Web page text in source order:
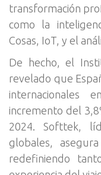
transformación
como la
Cosas, IoT, y el
De hecho, el
revelado que
incremento del
2024. Softtek,
globales,
redefiniendo